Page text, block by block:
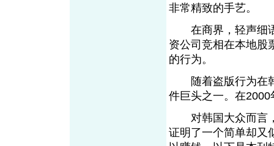
非常精致的手艺。
在商界，轻声细语
资公司竞相在本地股
的行为。
随着盗版行为在韩
件巨头之一。在
对韩国大众而言，
证明了一个简单却又